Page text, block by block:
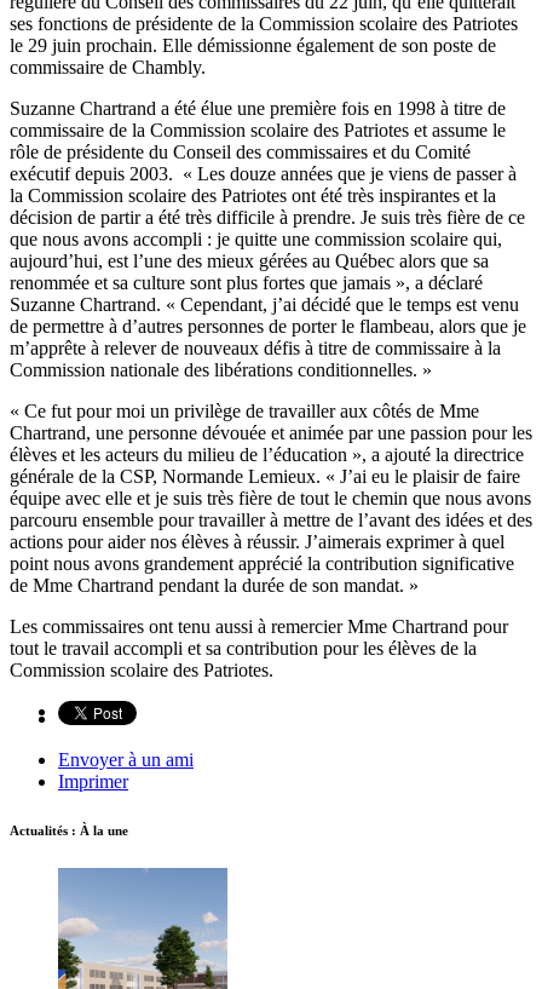
ses fonctions de présidente de la Commission scolaire des Patriotes
le 29 juin prochain. Elle démissionne également de son poste de
commissaire de Chambly.
Suzanne Chartrand a été élue une première fois en 1998 à titre de
commissaire de la Commission scolaire des Patriotes et assume le
rôle de présidente du Conseil des commissaires et du Comité
exécutif depuis 2003. « Les douze années que je viens de passer à
la Commission scolaire des Patriotes ont été très inspirantes et la
décision de partir a été très difficile à prendre. Je suis très fière de ce
que nous avons accompli : je quitte une commission scolaire qui,
aujourd’hui, est l’une des mieux gérées au Québec alors que sa
renommée et sa culture sont plus fortes que jamais », a déclaré
Suzanne Chartrand. « Cependant, j’ai décidé que le temps est venu
de permettre à d’autres personnes de porter le flambeau, alors que je
m’apprête à relever de nouveaux défis à titre de commissaire à la
Commission nationale des libérations conditionnelles. »
« Ce fut pour moi un privilège de travailler aux côtés de Mme
Chartrand, une personne dévouée et animée par une passion pour les
élèves et les acteurs du milieu de l’éducation », a ajouté la directrice
générale de la CSP, Normande Lemieux. « J’ai eu le plaisir de faire
équipe avec elle et je suis très fière de tout le chemin que nous avons
parcouru ensemble pour travailler à mettre de l’avant des idées et des
actions pour aider nos élèves à réussir. J’aimerais exprimer à quel
point nous avons grandement apprécié la contribution significative
de Mme Chartrand pendant la durée de son mandat. »
Les commissaires ont tenu aussi à remercier Mme Chartrand pour
tout le travail accompli et sa contribution pour les élèves de la
Commission scolaire des Patriotes.
Envoyer à un ami
Imprimer
Actualités : À la une